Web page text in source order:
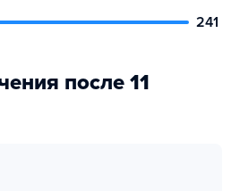
241
после 11